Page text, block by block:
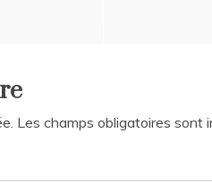
Les champs obligatoires sont